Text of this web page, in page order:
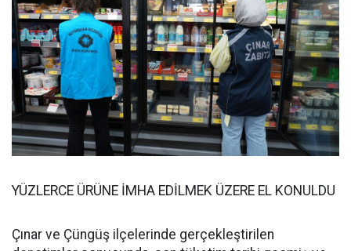
YÜZLERCE ÜRÜNE İMHA EDİLMEK ÜZERE EL KONULDU
Çınar ve Çüngüş ilçelerinde gerçekleştirilen